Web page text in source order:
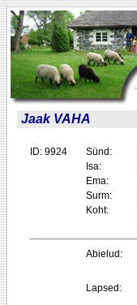
Jaak VAHA
ID: 9924 Sünd:
Isa:
Ema:
Surm:
Koht:
Abielud:
Lapsed: